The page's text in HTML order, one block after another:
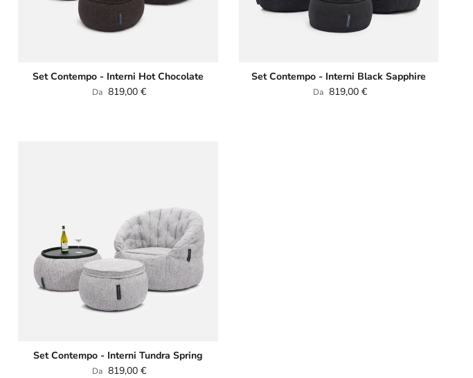
Set Contempo - Interni Hot Chocolate
Prezzo normale
Da 819,00 €
Set Contempo - Interni Black Sapphire
Prezzo normale
Da 819,00 €
Set Contempo - Interni Tundra Spring
Prezzo normale
Da 819,00 €